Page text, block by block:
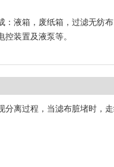
：液箱，废纸箱，过滤无纺
装置及液泵等。
分离过程，当滤布脏堵时，